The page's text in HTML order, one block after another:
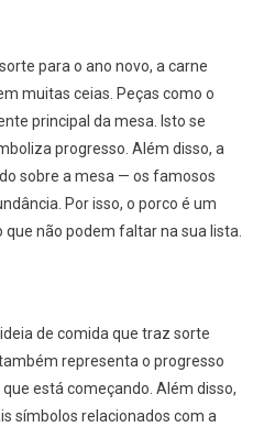
para o ano novo, a carne
muitas ceias. Peças como o
principal da mesa. Isto se
progresso. Além disso, a
sobre a mesa — os famosos
Por isso, o porco é um
não podem faltar na sua lista.
de comida que traz sorte
representa o progresso
está começando. Além disso,
símbolos relacionados com a